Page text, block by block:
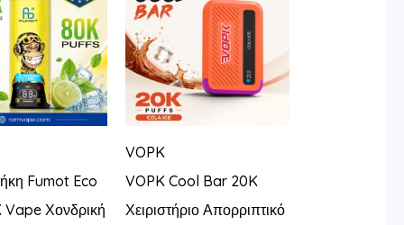
Fumot Eco
Vape Χονδρική
VOPK
VOPK Cool Bar 20K
Χειριστήριο Απορριπτικό